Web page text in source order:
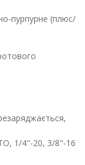
пурпурне (плюс/
1/4"-20, 3/8"-16